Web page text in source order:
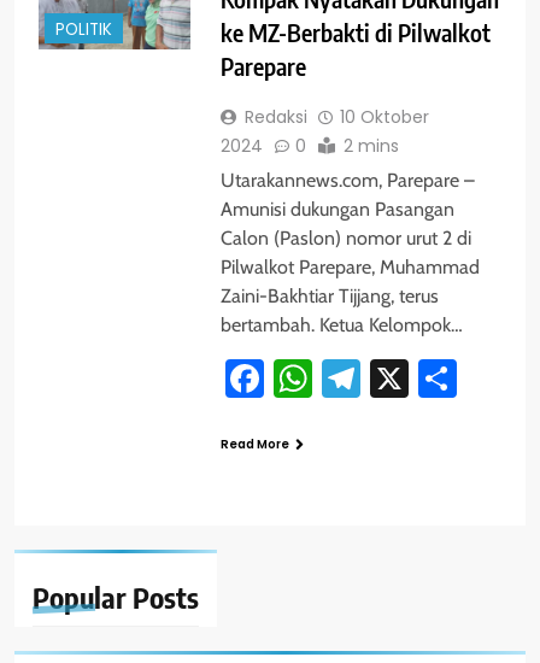
Popular Posts
POLITIK
ke MZ-Berbakti di Pilwalkot
Parepare
Redaksi
10 Oktober
2024
0 2 mins
Utarakannews.com, Parepare –
Amunisi dukungan Pasangan
Calon (Paslon) nomor urut 2 di
Pilwalkot Parepare, Muhammad
Zaini-Bakhtiar Tijjang, terus
bertambah. Ketua Kelompok…
Facebook
WhatsApp
Telegram
X
Read More